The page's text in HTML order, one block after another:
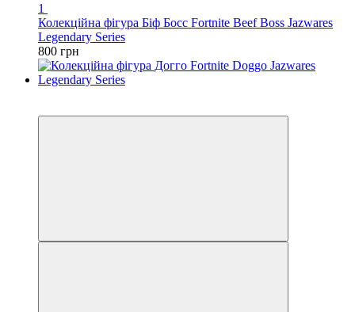
1
Колекційна фігура Біф Босс Fortnite Beef Boss Jazwares
Legendary Series
800 грн